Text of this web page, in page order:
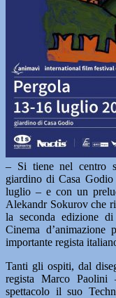
– Si tiene nel centro
giardino di Casa
luglio – e con un
Alekandr Sokurov che
la seconda edizione
Cinema
importante regista
Tanti gli ospiti, dal
regista Marco Paolini
spettacolo il suo